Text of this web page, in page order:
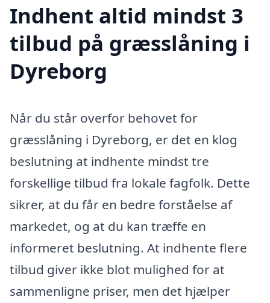
Indhent altid mindst 3
tilbud på græsslåning i
Dyreborg
Når du står overfor behovet for
græsslåning i Dyreborg, er det en klog
beslutning at indhente mindst tre
forskellige tilbud fra lokale fagfolk. Dette
sikrer, at du får en bedre forståelse af
markedet, og at du kan træffe en
informeret beslutning. At indhente flere
tilbud giver ikke blot mulighed for at
sammenligne priser, men det hjælper